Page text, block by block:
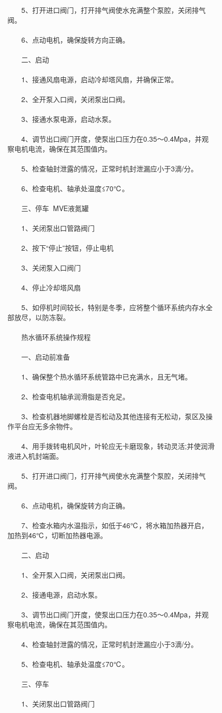
5、打开进口阀门，打开排气阀使水充满整个泵腔，关闭排气
阀。
6、点动电机，确保旋转方向正确。
二、启动
1、接通风扇电源，启动冷却塔风扇，并确保正常。
2、全开泵入口阀，关闭泵出口阀。
3、接通水泵电源，启动水泵。
4、调节出口阀门开度，使泵出口压力在0.35～0.4Mpa，并观
察电机电流，确保在其范围值内。
5、检查轴封泄露的情况，正常时机封泄漏应小于3滴/分。
6、检查电机、轴承处温度≤70℃。
三、停车 MVE液氮罐
1、关闭泵出口管路阀门
2、按下“停止”按钮，停止电机
3、关闭泵入口阀门
4、停止冷却塔风扇
5、如停机时间较长，特别是冬季，应将整个循环系统内存水全
部放尽，以防冻裂。
热水循环系统操作规程
一、启动前准备
1、确保整个热水循环系统管路中已充满水，且无气堵。
2、检查电机轴承润滑脂是否充足。
3、检查机器地脚螺栓是否松动及其他连接有无松动，泵区及操
作平台应无多余物件。
4、用手拨转电机风叶，叶轮应无卡磨现象，转动灵活;并使润滑
液进入机封端面。
5、打开进口阀门，打开排气阀使水充满整个泵腔，关闭排气
阀。
6、点动电机，确保旋转方向正确。
7、检查水箱内水温指示，如低于46℃，将水箱加热器开启，
加热到46℃，切断加热器电源。
二、启动
1、全开泵入口阀，关闭泵出口阀。
2、接通电源，启动水泵。
3、调节出口阀门开度，使泵出口压力在0.35～0.4Mpa，并观
察电机电流，确保在其范围值内。
4、检查轴封泄露的情况，正常时机封泄漏应小于3滴/分。
5、检查电机、轴承处温度≤70℃。
三、停车
1、关闭泵出口管路阀门